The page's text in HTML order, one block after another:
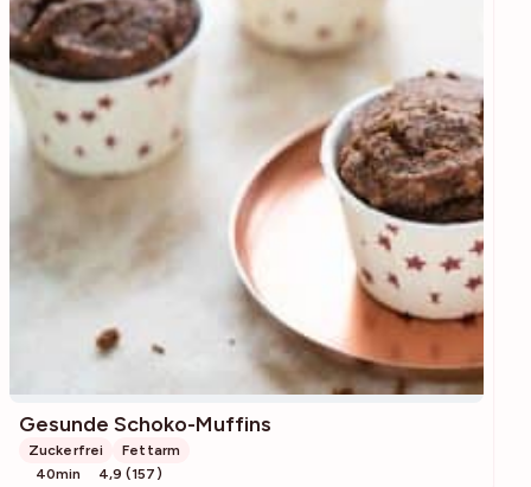
Gesunde Schoko-Muffins
Zuckerfrei
Fettarm
40min
4,9 (157)